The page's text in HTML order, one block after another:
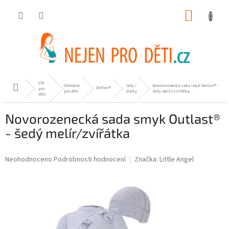
Domů
Vše
pro
děti
Oblečení
pro děti
Outlast®
Sety /
dárky
Novorozenecká sada smyk Outlast® -
šedý melír/zvířátka
Novorozenecká sada smyk Outlast®
- šedý melír/zvířátka
Průměrné
Neohodnoceno Podrobnosti hodnocení Značka: Little Angel